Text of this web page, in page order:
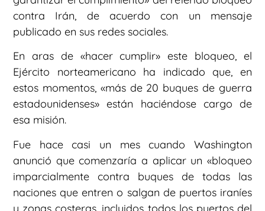
contra Irán, de acuerdo con un mensaje
publicado en sus redes sociales.
En aras de «hacer cumplir» este bloqueo, el
Ejército norteamericano ha indicado que, en
estos momentos, «más de 20 buques de guerra
estadounidenses» están haciéndose cargo de
esa misión.
Fue hace casi un mes cuando Washington
anunció que comenzaría a aplicar un «bloqueo
imparcialmente contra buques de todas las
naciones que entren o salgan de puertos iraníes
y zonas costeras, incluidos todos los puertos del